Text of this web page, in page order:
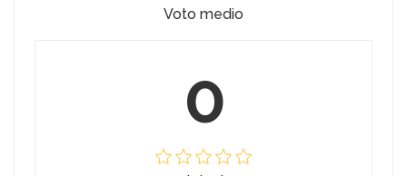
Voto medio
0